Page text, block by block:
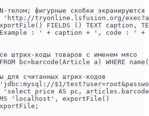
телом; фигурные скобки экранируются
'http://tryonline.lsfusion.org/
FIELDS () TEXT caption,
: ' + caption + ', code : ' +
штрих-коды товаров с именем мясо
bc=barcode(Article a) WHERE
для считанных штрих-кодов
$1/
'select price AS pc,
'localhost', exportFile()